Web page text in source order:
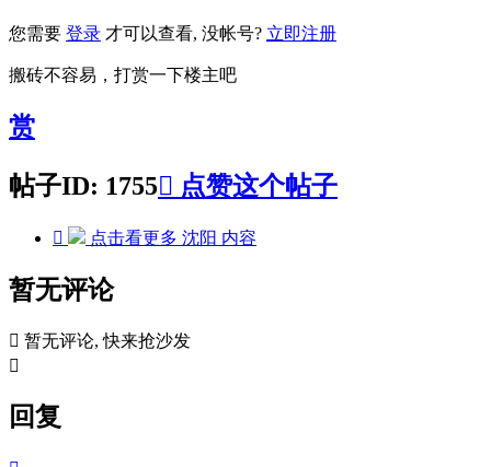
您需要 登录 才可以查看, 没帐号? 立即注册
搬砖不容易，打赏一下楼主吧
赏
帖子ID: 1755 点赞这个帖子
 点击看更多 沈阳 内容
暂无评论
 暂无评论, 快来抢沙发

回复